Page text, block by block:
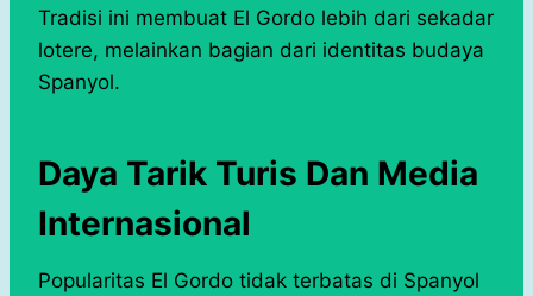
Tradisi ini membuat El Gordo lebih dari sekadar
lotere, melainkan bagian dari identitas budaya
Spanyol.
Daya Tarik Turis Dan Media
Internasional
Popularitas El Gordo tidak terbatas di Spanyol